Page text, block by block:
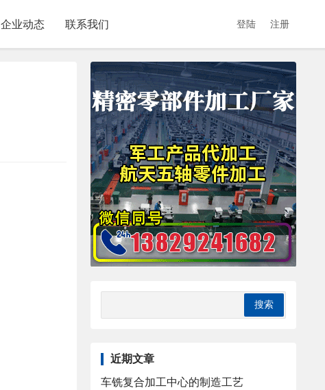
企业动态 联系我们 登陆 注册
近期文章
车铣复合加工中心的制造工艺